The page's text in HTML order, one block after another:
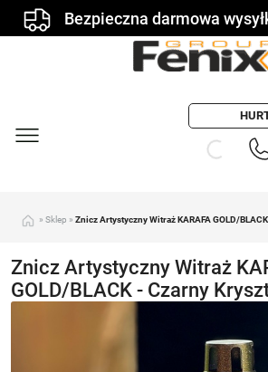
Bezpieczna darmowa
» Sklep » Znicz Artystyczny Witraż KARAFA GOLD/
Znicz Artystyczny Witraż
GOLD/BLACK - Czarny